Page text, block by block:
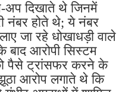
अप दिखाते थे जिनमें
नंबर होते थे; ये नंबर
जा रहे धोखाधड़ी वाले
आरोपी सिस्टम
पैसे ट्रांसफर करने के
आरोप लगाते थे कि